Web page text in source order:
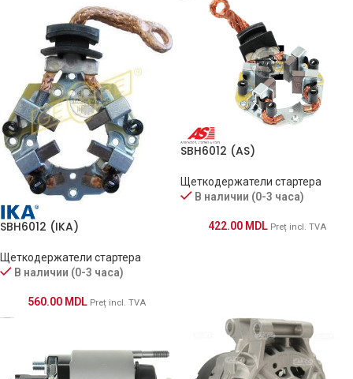
SBH6012 (IKA)
Щеткодержатели стартера
В наличии (0-3 часа)
560.00 MDL Preț incl. TVA
SBH6012 (AS)
Щеткодержатели стартера
В наличии (0-3 часа)
422.00 MDL Preț incl. TVA